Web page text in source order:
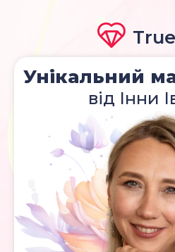
Унікальний
від Інни